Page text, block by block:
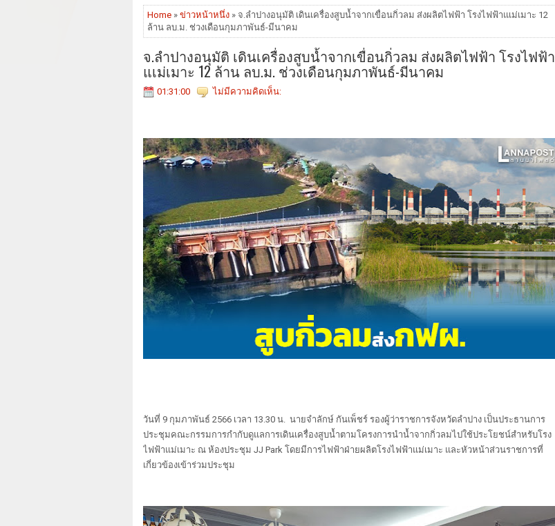
Home » ข่าวหน้าหนึ่ง » จ.ลำปางอนุมัติ เดินเครื่องสูบน้ำจากเขื่อนกิ่วลม ส่งผลิตไฟฟ้า โรงไฟฟ้าแเม่เมาะ 12
ล้าน ลบ.ม. ช่วงเดือนกุมภาพันธ์-มีนาคม
จ.ลำปางอนุมัติ เดินเครื่องสูบน้ำจากเขื่อนกิ่วลม ส่งผลิตไฟฟ้า โรงไฟฟ้า
แเม่เมาะ 12 ล้าน ลบ.ม. ช่วงเดือนกุมภาพันธ์-มีนาคม
01:31:00 ไม่มีความคิดเห็น:
วันที่ 9 กุมภาพันธ์ 2566 เวลา 13.30 น. นายจำลักษ์ กันเพ็ชร์ รองผู้ว่าราชการจังหวัดลำปาง เป็นประธานการ
ประชุมคณะกรรมการกำกับดูแลการเดินเครื่องสูบน้ำตามโครงการนำน้ำจากกิ่วลมไปใช้ประโยชน์สำหรับโรง
ไฟฟ้าแม่เมาะ ณ ห้องประชุม JJ Park โดยมีการไฟฟ้าฝ่ายผลิตโรงไฟฟ้าแม่เมาะ และหัวหน้าส่วนราชการที่
เกี่ยวข้องเข้าร่วมประชุม